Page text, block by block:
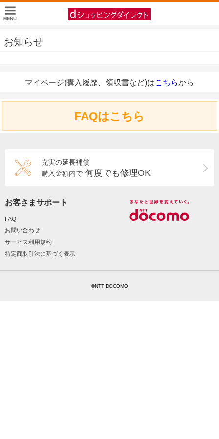
お知らせ
マイページ(購入履歴、領収書など)はこちらから
FAQはこちら
充実の延長補償
購入金額内で 何度でも修理OK
お客さまサポート
FAQ
お問い合わせ
サービス利用規約
特定商取引法に基づく表示
©NTT DOCOMO